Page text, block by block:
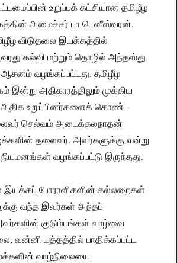
உறுப்புக் கட்சியான தமிழீழ
அமைச்சர் பா டெனீஸ்வரன்.
விடுதலை இயக்கத்தில்
கல்வி மற்றும் தொழில் அந்தஸ்து
ஆசனம் வழங்கப்பட்டது. தமிழீழ
இன்று அதிகாரத்திலும் முக்கிய
அதிக உறுப்பினர்களைக் கொண்ட
செல்வம் அடைக்கலநாதன்
தலைவர். அவர்களுக்கு என்று
நியமனங்கள் வழங்கப்பட்டு இருந்தது.
இயக்கப் போராளிகளின் கல்லறைகள்
வந்த இவர்கள் அந்தப்
குடும்பங்கள் வாழ்வை
வன்னி யுத்தத்தில் பாதிக்கப்பட்ட
வாழ்நிலையை